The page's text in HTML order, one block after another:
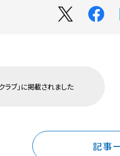
ラブ」に掲載されました
記事